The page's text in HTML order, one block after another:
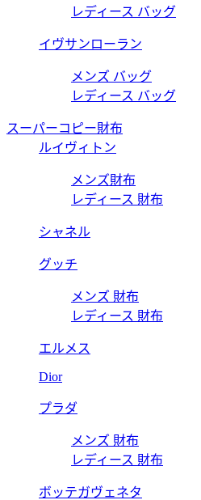
レディース バッグ
イヴサンローラン
メンズ バッグ
レディース バッグ
スーパーコピー財布
ルイヴィトン
メンズ財布
レディース 財布
シャネル
グッチ
メンズ 財布
レディース 財布
エルメス
Dior
プラダ
メンズ 財布
レディース 財布
ボッテガヴェネタ